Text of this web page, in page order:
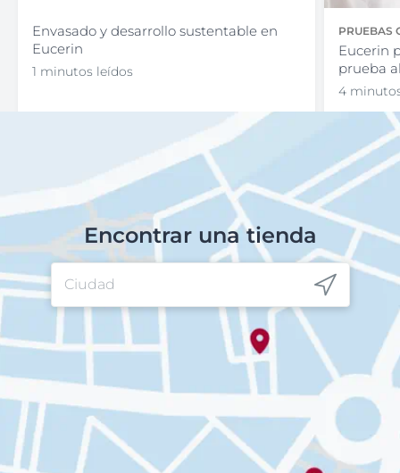
Envasado y desarrollo sustentable en
Eucerin
1 minutos leídos
PRUEBAS
Eucerin
prueba
4
Encontrar una tienda